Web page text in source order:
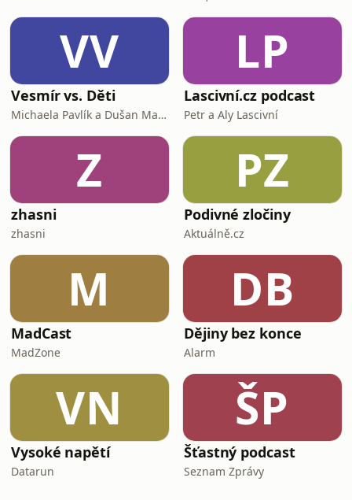
VV
Vesmír vs. Děti
Michaela Pavlík a Dušan Majer
LP
Lascivní.cz podcast
Petr a Aly Lascivní
Z
zhasni
zhasni
PZ
Podivné zločiny
Aktuálně.cz
M
MadCast
MadZone
DB
Dějiny bez konce
Alarm
VN
Vysoké napětí
Datarun
ŠP
Šťastný podcast
Seznam Zprávy